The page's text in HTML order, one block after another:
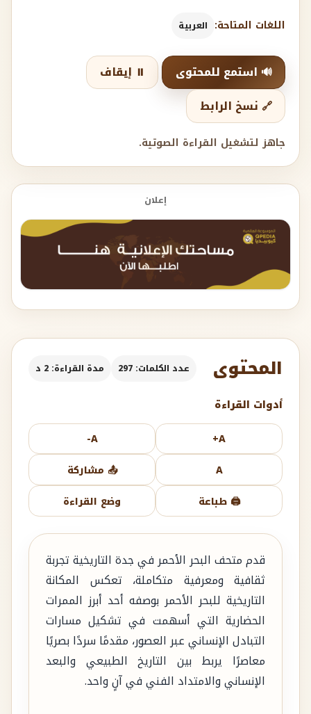
اللغات المتاحة: العربية
🔊 استمع للمحتوى
⏸️ إيقاف
🔗 نسخ الرابط
جاهز لتشغيل القراءة الصوتية.
إعلان
المحتوى عدد الكلمات: 297 مدة القراءة: 2 د
أدوات القراءة
A+
A-
A
📤 مشاركة
🖨️ طباعة
وضع القراءة
قدم متحف البحر الأحمر في جدة التاريخية تجربة
ثقافية ومعرفية متكاملة، تعكس المكانة
التاريخية للبحر الأحمر بوصفه أحد أبرز الممرات
الحضارية التي أسهمت في تشكيل مسارات
التبادل الإنساني عبر العصور، مقدمًا سردًا بصريًا
معاصرًا يربط بين التاريخ الطبيعي والبعد
الإنساني والامتداد الفني في آنٍ واحد.